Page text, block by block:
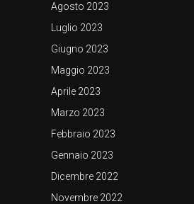
Agosto 2023
Luglio 2023
Giugno 2023
Maggio 2023
Aprile 2023
Marzo 2023
Febbraio 2023
Gennaio 2023
Dicembre 2022
Novembre 2022